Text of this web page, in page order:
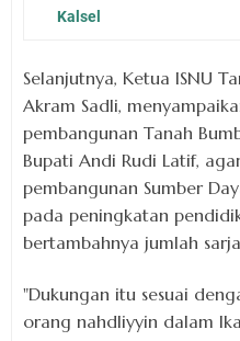
Kalsel
Selanjutnya, Ketua ISNU
Akram Sadli,
pembangunan Tanah
Bupati Andi Rudi Latif,
pembangunan Sumber
pada peningkatan
bertambahnya jumlah
"Dukungan itu sesuai
orang nahdliyyin dalam